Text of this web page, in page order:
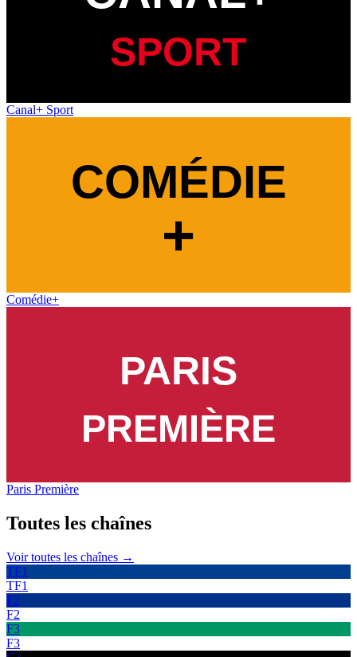
Canal+ Sport
Comédie+
Paris Première
Toutes les chaînes
Voir toutes les chaînes →
TF1
TF1
F2
F2
F3
F3